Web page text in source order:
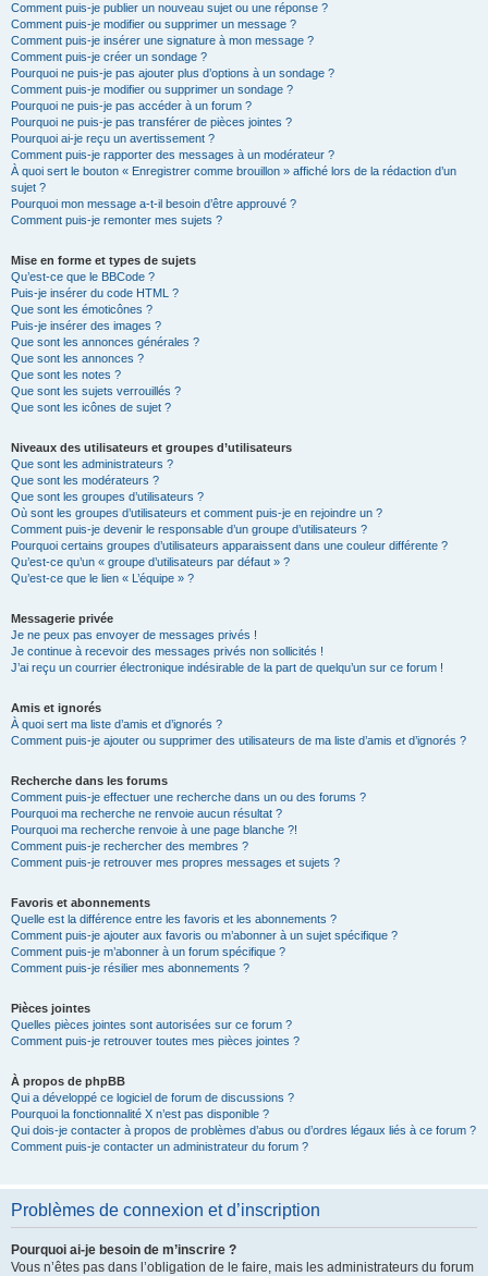
Comment puis-je publier un nouveau sujet ou une réponse ?
Comment puis-je modifier ou supprimer un message ?
Comment puis-je insérer une signature à mon message ?
Comment puis-je créer un sondage ?
Pourquoi ne puis-je pas ajouter plus d’options à un sondage ?
Comment puis-je modifier ou supprimer un sondage ?
Pourquoi ne puis-je pas accéder à un forum ?
Pourquoi ne puis-je pas transférer de pièces jointes ?
Pourquoi ai-je reçu un avertissement ?
Comment puis-je rapporter des messages à un modérateur ?
À quoi sert le bouton « Enregistrer comme brouillon » affiché lors de la rédaction d’un
sujet ?
Pourquoi mon message a-t-il besoin d’être approuvé ?
Comment puis-je remonter mes sujets ?
Mise en forme et types de sujets
Qu’est-ce que le BBCode ?
Puis-je insérer du code HTML ?
Que sont les émoticônes ?
Puis-je insérer des images ?
Que sont les annonces générales ?
Que sont les annonces ?
Que sont les notes ?
Que sont les sujets verrouillés ?
Que sont les icônes de sujet ?
Niveaux des utilisateurs et groupes d’utilisateurs
Que sont les administrateurs ?
Que sont les modérateurs ?
Que sont les groupes d’utilisateurs ?
Où sont les groupes d’utilisateurs et comment puis-je en rejoindre un ?
Comment puis-je devenir le responsable d’un groupe d’utilisateurs ?
Pourquoi certains groupes d’utilisateurs apparaissent dans une couleur différente ?
Qu’est-ce qu’un « groupe d’utilisateurs par défaut » ?
Qu’est-ce que le lien « L’équipe » ?
Messagerie privée
Je ne peux pas envoyer de messages privés !
Je continue à recevoir des messages privés non sollicités !
J’ai reçu un courrier électronique indésirable de la part de quelqu’un sur ce forum !
Amis et ignorés
À quoi sert ma liste d’amis et d’ignorés ?
Comment puis-je ajouter ou supprimer des utilisateurs de ma liste d’amis et d’ignorés ?
Recherche dans les forums
Comment puis-je effectuer une recherche dans un ou des forums ?
Pourquoi ma recherche ne renvoie aucun résultat ?
Pourquoi ma recherche renvoie à une page blanche ?!
Comment puis-je rechercher des membres ?
Comment puis-je retrouver mes propres messages et sujets ?
Favoris et abonnements
Quelle est la différence entre les favoris et les abonnements ?
Comment puis-je ajouter aux favoris ou m’abonner à un sujet spécifique ?
Comment puis-je m’abonner à un forum spécifique ?
Comment puis-je résilier mes abonnements ?
Pièces jointes
Quelles pièces jointes sont autorisées sur ce forum ?
Comment puis-je retrouver toutes mes pièces jointes ?
À propos de phpBB
Qui a développé ce logiciel de forum de discussions ?
Pourquoi la fonctionnalité X n’est pas disponible ?
Qui dois-je contacter à propos de problèmes d’abus ou d’ordres légaux liés à ce forum ?
Comment puis-je contacter un administrateur du forum ?
Problèmes de connexion et d’inscription
Pourquoi ai-je besoin de m’inscrire ?
Vous n’êtes pas dans l’obligation de le faire, mais les administrateurs du forum